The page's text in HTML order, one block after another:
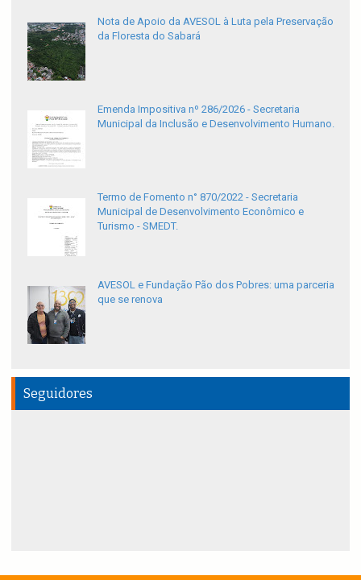
Nota de Apoio da AVESOL à Luta pela Preservação
da Floresta do Sabará
Emenda Impositiva nº 286/2026 - Secretaria
Municipal da Inclusão e Desenvolvimento Humano.
Termo de Fomento n° 870/2022 - Secretaria
Municipal de Desenvolvimento Econômico e
Turismo - SMEDT.
AVESOL e Fundação Pão dos Pobres: uma parceria
que se renova
Seguidores